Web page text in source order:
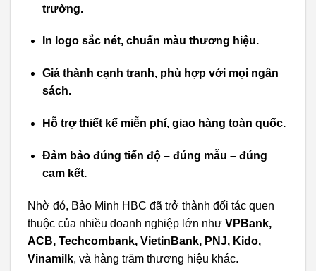
trường.
In logo sắc nét, chuẩn màu thương hiệu.
Giá thành cạnh tranh, phù hợp với mọi ngân
sách.
Hỗ trợ thiết kế miễn phí, giao hàng toàn quốc.
Đảm bảo đúng tiến độ – đúng mẫu – đúng
cam kết.
Nhờ đó, Bảo Minh HBC đã trở thành đối tác quen
thuộc của nhiều doanh nghiệp lớn như VPBank,
ACB, Techcombank, VietinBank, PNJ, Kido,
Vinamilk, và hàng trăm thương hiệu khác.